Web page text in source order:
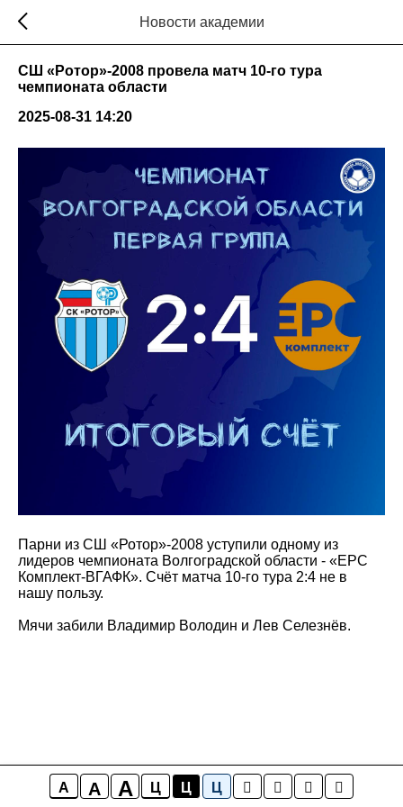
A A A Ц Ц Ц
Новости академии
СШ «Ротор»-2008 провела матч 10-го тура
чемпионата области
2025-08-31 14:20
Парни из СШ «Ротор»-2008 уступили одному из
лидеров чемпионата Волгоградской области - «ЕРС
Комплект-ВГАФК». Счёт матча 10-го тура 2:4 не в
нашу пользу.
Мячи забили Владимир Володин и Лев Селезнёв.